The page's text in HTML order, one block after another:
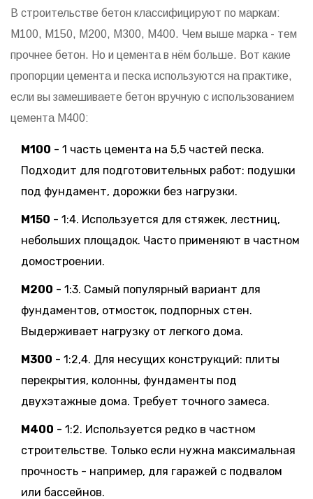
В строительстве бетон классифицируют по маркам:
М100, М150, М200, М300, М400. Чем выше марка - тем
прочнее бетон. Но и цемента в нём больше. Вот какие
пропорции цемента и песка используются на практике,
если вы замешиваете бетон вручную с использованием
цемента М400:
М100 - 1 часть цемента на 5,5 частей песка.
Подходит для подготовительных работ: подушки
под фундамент, дорожки без нагрузки.
М150 - 1:4. Используется для стяжек, лестниц,
небольших площадок. Часто применяют в частном
домостроении.
М200 - 1:3. Самый популярный вариант для
фундаментов, отмосток, подпорных стен.
Выдерживает нагрузку от легкого дома.
М300 - 1:2,4. Для несущих конструкций: плиты
перекрытия, колонны, фундаменты под
двухэтажные дома. Требует точного замеса.
М400 - 1:2. Используется редко в частном
строительстве. Только если нужна максимальная
прочность - например, для гаражей с подвалом
или бассейнов.